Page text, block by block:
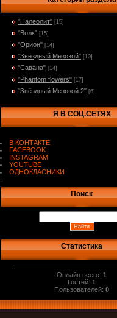
"Палеолит" [15]
"Волк" [15]
"Орион" [14]
"Звёздный Мезозой" [10]
"Савана" [14]
"Phantom flowers" [17]
"Звёздный Мезозой 2" [6]
Я В СОЦ.СЕТЯХ
В КОНТАКТЕ
FACEBOOK
INSTAGRAM
YOUTUBE
ОДНОКЛАСНИКИ
Поиск
Статистика
Онлайн всего:1
Гостей:1
Пользователей:0